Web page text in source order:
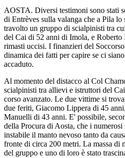
AOSTA. Diversi testimoni sono stati
di Entrèves sulla valanga che a Pila lo
travolto un gruppo di scialpinisti tra
del Cai di 52 anni di Imola, e Roberto
rimasti uccisi. I finanzieri del
dinamica dei fatti per capire se ci
accaduto.
Al momento del distacco al Col
scialpinisti tra allievi e istruttori del
corso avanzato. Le due vittime si
due feriti, Giacomo Lippera di 45
Manuelli di 43 anni. E' possibile,
della Procura di Aosta, che i
instabile il manto nevoso tanto da
fronte di circa 200 metri. La massa
del gruppo e uno di loro è stato